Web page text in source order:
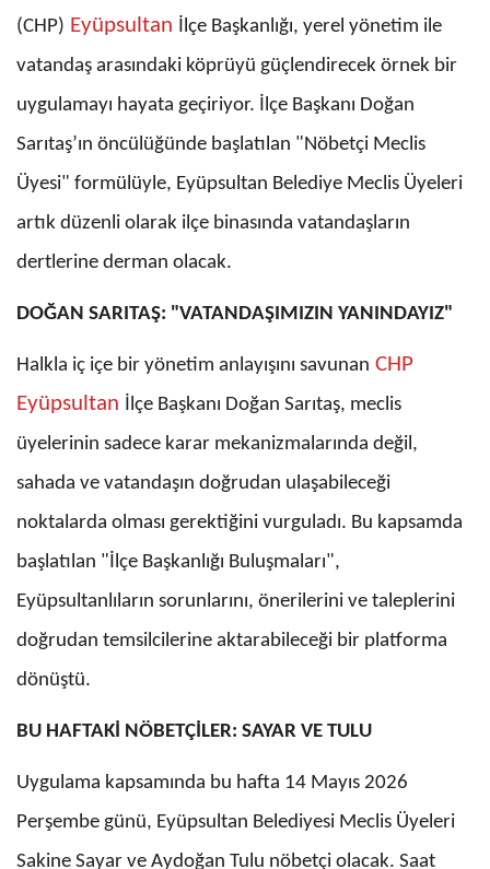
(CHP) Eyüpsultan İlçe Başkanlığı, yerel yönetim ile
vatandaş arasındaki köprüyü güçlendirecek örnek bir
uygulamayı hayata geçiriyor. İlçe Başkanı Doğan
Sarıtaş’ın öncülüğünde başlatılan "Nöbetçi Meclis
Üyesi" formülüyle, Eyüpsultan Belediye Meclis Üyeleri
artık düzenli olarak ilçe binasında vatandaşların
dertlerine derman olacak.
DOĞAN SARITAŞ: "VATANDAŞIMIZIN YANINDAYIZ"
Halkla iç içe bir yönetim anlayışını savunan CHP
Eyüpsultan İlçe Başkanı Doğan Sarıtaş, meclis
üyelerinin sadece karar mekanizmalarında değil,
sahada ve vatandaşın doğrudan ulaşabileceği
noktalarda olması gerektiğini vurguladı. Bu kapsamda
başlatılan "İlçe Başkanlığı Buluşmaları",
Eyüpsultanlıların sorunlarını, önerilerini ve taleplerini
doğrudan temsilcilerine aktarabileceği bir platforma
dönüştü.
BU HAFTAKİ NÖBETÇİLER: SAYAR VE TULU
Uygulama kapsamında bu hafta 14 Mayıs 2026
Perşembe günü, Eyüpsultan Belediyesi Meclis Üyeleri
Sakine Sayar ve Aydoğan Tulu nöbetçi olacak. Saat